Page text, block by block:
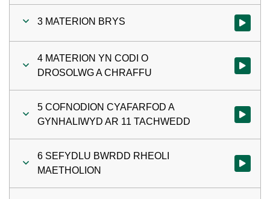
3 MATERION BRYS Gwylio'r
4 MATERION YN CODI O
DROSOLWG A CHRAFFU
Gwylio'r
5 COFNODION CYAFARFOD A
GYNHALIWYD AR 11 TACHWEDD
Gwylio'r
6 SEFYDLU BWRDD RHEOLI
MAETHOLION
Gwylio'r